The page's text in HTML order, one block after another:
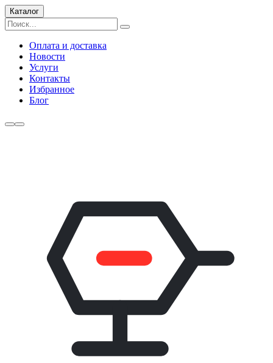
Каталог
Оплата и доставка
Новости
Услуги
Контакты
Избранное
Блог